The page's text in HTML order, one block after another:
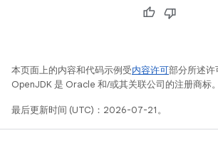
本页面上的内容和代码示例受内容许可部分所述许
OpenJDK 是 Oracle 和/或其关联公司的注册商标。
最后更新时间 (UTC)：2026-07-21。